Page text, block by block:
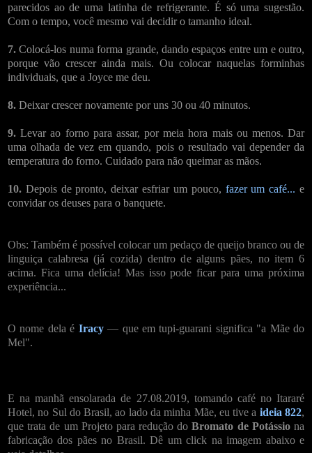
parecidos ao de uma latinha de refrigerante. É só uma sugestão.
Com o tempo, você mesmo vai decidir o tamanho ideal.
7. Colocá-los numa forma grande, dando espaços entre um e outro,
porque vão crescer ainda mais. Ou colocar naquelas forminhas
individuais, que a Joyce me deu.
8. Deixar crescer novamente por uns 30 ou 40 minutos.
9. Levar ao forno para assar, por meia hora mais ou menos. Dar
uma olhada de vez em quando, pois o resultado vai depender da
temperatura do forno. Cuidado para não queimar as mãos.
10. Depois de pronto, deixar esfriar um pouco, fazer um café... e
convidar os deuses para o banquete.
Obs: Também é possível colocar um pedaço de queijo branco ou de
linguiça calabresa (já cozida) dentro de alguns pães, no item 6
acima. Fica uma delícia! Mas isso pode ficar para uma próxima
experiência...
O nome dela é Iracy— que em tupi-guarani significa "a Mãe do
Mel".
E na manhã ensolarada de 27.08.2019, tomando café no Itararé
Hotel, no Sul do Brasil, ao lado da minha Mãe, eu tive a ideia 822,
que trata de um Projeto para redução doBromato de Potássiona
fabricação dos pães no Brasil. Dê um click na imagem abaixo e